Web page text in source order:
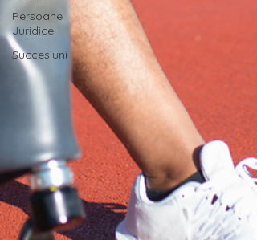
Persoane
Juridice
Succesiuni